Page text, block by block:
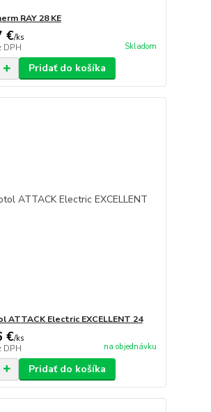
RAY 28 KE
€/ks
DPH Skladom
Pridať do košíka
Electric EXCELLENT 24
€/ks
DPH na objednávku
Pridať do košíka